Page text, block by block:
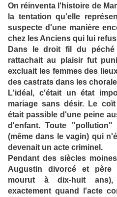
On réinventa l'histoire de
la tentation qu'elle
suspecte d'une manière
chez les Anciens qui lui
Dans le droit fil du
rattachait au plaisir fut
excluait les femmes des
des castrats dans les
L'idéal, c'était un état
mariage sans désir. Le
était passible d'une peine
d'enfant. Toute "pollution"
(même dans le vagin) qui
devenait un acte criminel.
Pendant des siècles
Augustin divorcé et
mourut à dix-huit
exactement quand l'acte